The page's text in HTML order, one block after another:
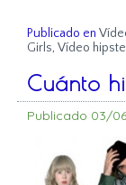
Publicado en
Girls,Vídeo
Cuánto
Publicado 03/